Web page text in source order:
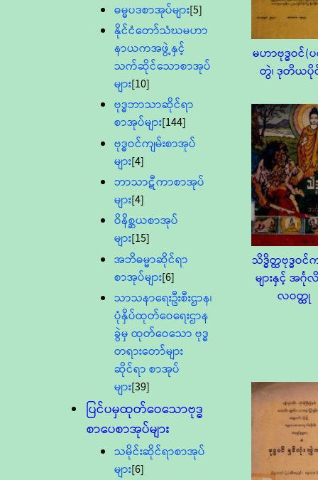
ဓမ္မပဒစာအုပ်များ[5]
နိုင်ငံတော်သံဃမဟာ
နာယကအဖွဲ့နှင့်
သက်ဆိုင်သောစာအုပ်
များ[10]
ဗုဒ္ဓဘာသာဆိုင်ရာ
စာအုပ်များ[144]
ဗုဒ္ဓဝင်ကျမ်းစာအုပ်
များ[4]
ဘာသာဋီကာစာအုပ်
များ[4]
ဝိနိစ္ဆယစာအုပ်
များ[15]
အဘိဓမ္မာဆိုင်ရာ
စာအုပ်များ[6]
သာသနာရေးဦးစီးဌာန၊
ပုံနှိပ်ထုတ်ဝေရေးဌာန
ခွဲမှ ထုတ်ဝေသော ဗုဒ္ဓ
တရားတော်များ
ဆိုင်ရာ စာအုပ်
များ[39]
ပြင်ပမှထုတ်ဝေသောဗုဒ္ဓ
စာပေစာအုပ်များ
သမိုင်းဆိုင်ရာစာအုပ်
များ[6]
မဟာဗုဒ္ဓဝင်(
တွဲ၊ ဒုတိယပို
သိဒ္ဓိတ္ထဗုဒ္ဓဝင်
များနှင့် အင်္ဂု
လဝတ္ထု